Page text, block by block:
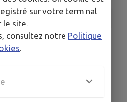
PRATIQUES
74350 CRUSEILLES
août
sur votre terminal
le site.
consultez notre Politique
.